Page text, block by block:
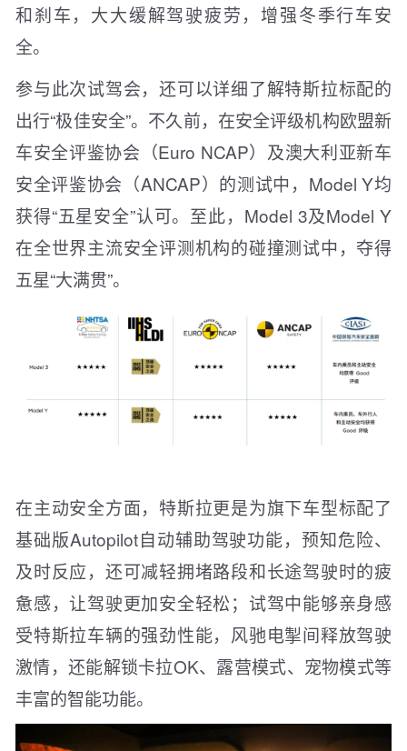
和刹车，大大缓解驾驶疲劳，增强冬季行车安
全。
参与此次试驾会，还可以详细了解特斯拉标配的
出行“极佳安全”。不久前，在安全评级机构欧盟新
车安全评鉴协会（Euro NCAP）及澳大利亚新车
安全评鉴协会（ANCAP）的测试中，Model Y均
获得“五星安全”认可。至此，Model 3及Model Y
在全世界主流安全评测机构的碰撞测试中，夺得
五星“大满贯”。
在主动安全方面，特斯拉更是为旗下车型标配了
基础版Autopilot自动辅助驾驶功能，预知危险、
及时反应，还可减轻拥堵路段和长途驾驶时的疲
惫感，让驾驶更加安全轻松；试驾中能够亲身感
受特斯拉车辆的强劲性能，风驰电掣间释放驾驶
激情，还能解锁卡拉OK、露营模式、宠物模式等
丰富的智能功能。